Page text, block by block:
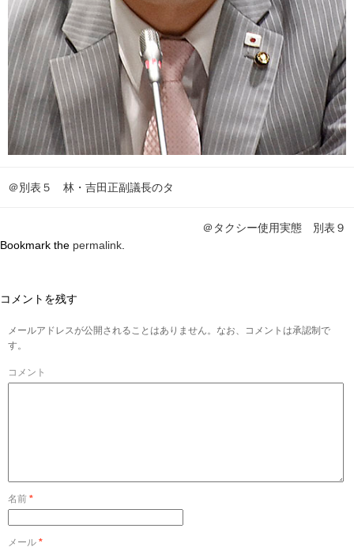
＠別表５ 林・吉田正副議長のタ
＠タクシー使用実態 別表９
Bookmark the permalink
コメントを残す
メールアドレスが公開されることはありません。なお、コメントは承認制で
す。
コメント
名前 *
メール *